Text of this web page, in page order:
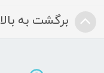
برگشت به بالا